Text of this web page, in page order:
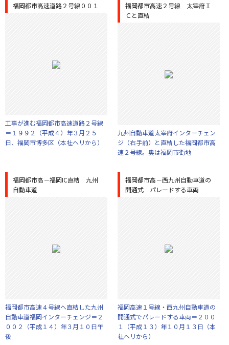
福岡都市高速道路２号線００１
工事が進む福岡都市高速道路２号線
＝１９９２（平成４）年３月２５
日、福岡市博多区（本社ヘリから）
福岡都市高速２号線 太宰府Ｉ
Ｃと直結
九州自動車道太宰府インターチェン
ジ（右手前）と直結した福岡都市高
速２号線。奥は福岡市街地
福岡都市高－福岡IC直結 九州
自動車道
福岡都市高速４号線へ直結した九州
自動車道福岡インターチェンジ＝２
００２（平成１４）年３月１０日午
後
福岡都市高－西九州自動車道の
開通式 パレードする車両
福岡高速１号線・西九州自動車道の
開通式でパレードする車両＝２００
１（平成１３）年１０月１３日（本
社ヘリから）